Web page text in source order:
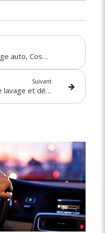
Le réseau de lavage auto, CosmétiCar multiplie ses accords avec les conciergeries
Suivant
Le réseau CosmétiCar de lavage et désinfection auto propose des offres sur-mesure pour le personnel soignant